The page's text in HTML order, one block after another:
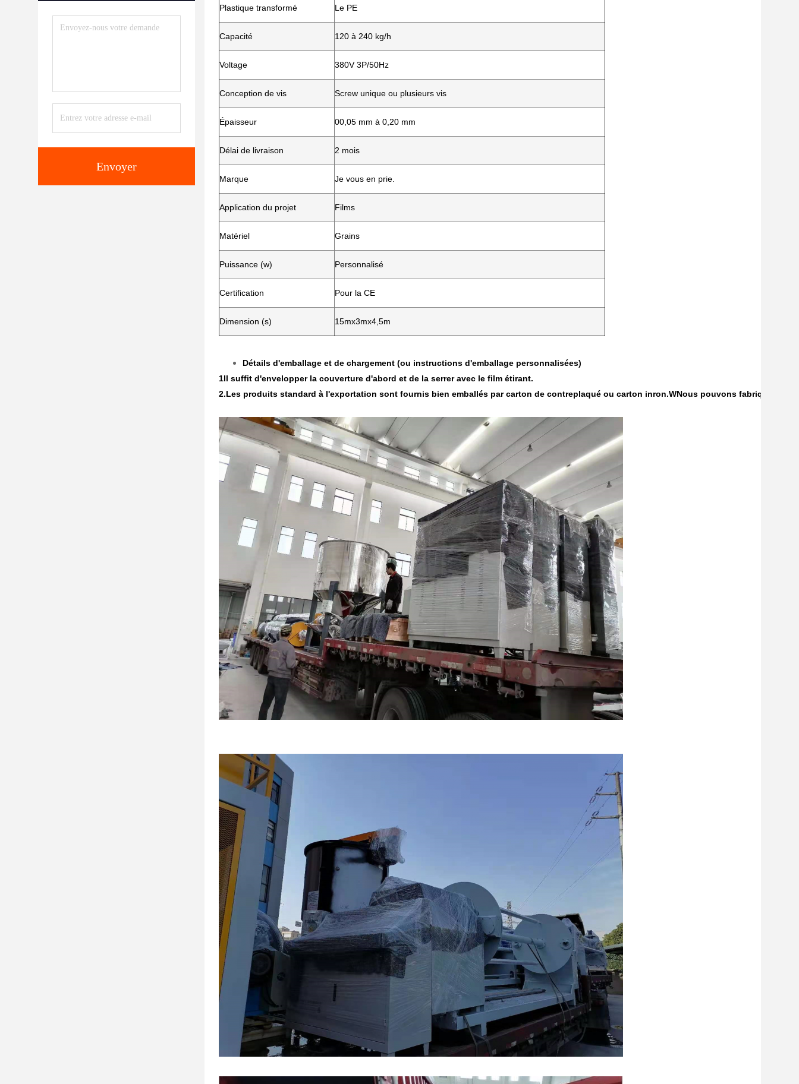
Envoyer
Plastique transformé Le PE
Capacité 120 à 240 kg/h
Voltage 380V 3P/50Hz
Conception de vis Screw unique ou plusieurs vis
Épaisseur 00,05 mm à 0,20 mm
Délai de livraison 2 mois
Marque Je vous en prie.
Application du projet Films
Matériel Grains
Puissance (w) Personnalisé
Certification Pour la CE
Dimension (s) 15mx3mx4,5m
Détails d'emballage et de chargement (ou instructions d'emballage personnalisées)
1Il suffit d'envelopper la couverture d'abord et de la serrer avec le film étirant.
2.Les produits standard à l'exportation sont fournis bien emballés par carton de contreplaqué ou carton inron.WNous pouvons fabriquer les